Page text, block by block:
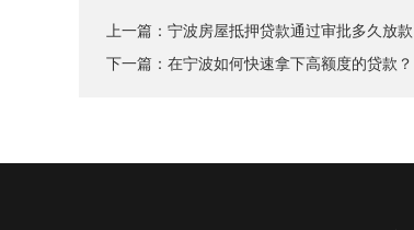
上一篇： 宁波房屋抵押贷款通过审批多久放款
下一篇： 在宁波如何快速拿下高额度的贷款？